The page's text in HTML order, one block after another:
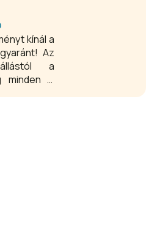
party
kínál a
Az
a
minden a